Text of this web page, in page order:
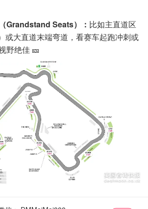
Grandstand Seats）： 比如主直道区
或大直道末端弯道，看赛车起跑冲刺或
野绝佳 🎫